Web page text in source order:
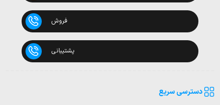
فروش
پشتیبانی
دسترسی سریع